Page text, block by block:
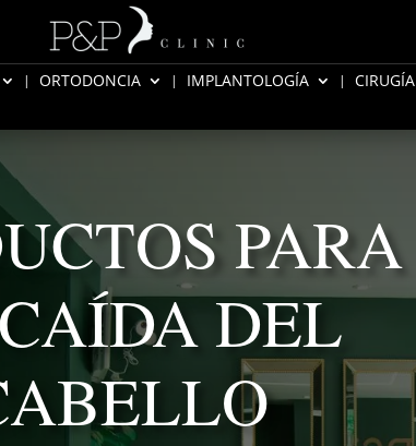
ORTODONCIA IMPLANTOLOGÍA CIRUGÍA
PARA
DEL